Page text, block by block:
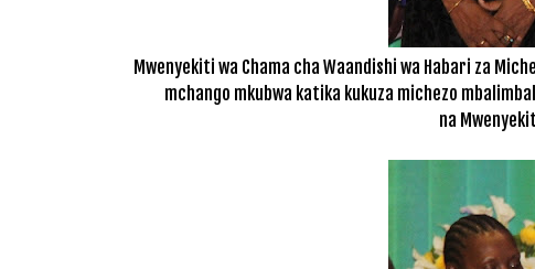
Mwenyekiti wa Chama cha Waandishi wa Habari za
mchango mkubwa katika kukuza michezo
na